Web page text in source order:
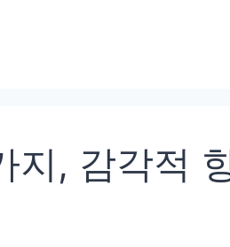
지, 감각적